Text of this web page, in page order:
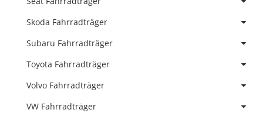
Skoda Fahrradträger
Subaru Fahrradträger
Toyota Fahrradträger
Volvo Fahrradträger
VW Fahrradträger